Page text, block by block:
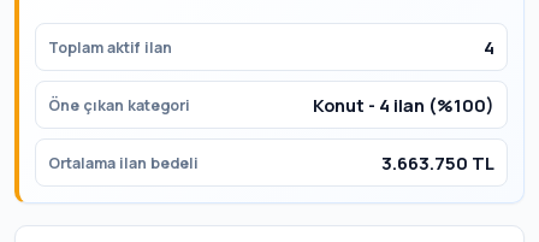
Toplam aktif ilan 4
Öne çıkan kategori Konut - 4 ilan (%100)
Ortalama ilan bedeli 3.663.750 TL